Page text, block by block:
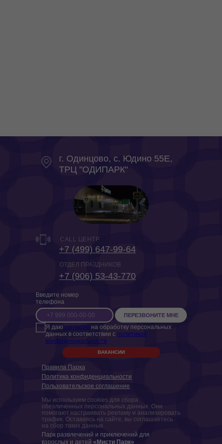
г. Одинцово, с. Юдино 55Е,
ТРЦ "ОДИПАРК"
Введите номер
телефона
Я даю согласие на обработку персональных
данных в соответствии с политикой
конфиденциальности
ПЕРЕЗВОНИТЕ МНЕ
+7 (499) 647-99-64
‎+7 (906) 53-43-770
ОТДЕЛ ПРАЗДНИКОВ
CALL ЦЕНТР
Правила Парка
Политика конфиденциальности
Пользовательское соглашение
Парк развлечений и приключений для
взрослых и детей
Мы используем cookies для сбора
обезличенных персональных данных. Они
помогают настраивать рекламу и анализировать
трафик. Оставаясь на сайте, вы соглашаетесь
на сбор таких данных.
«Мисти Парк»
ВАКАНСИИ